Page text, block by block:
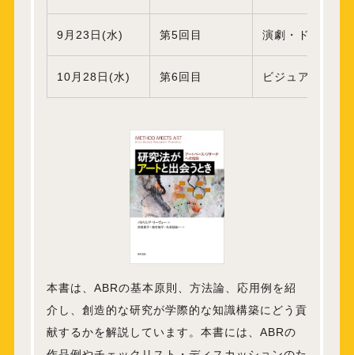
9月23日(水) 第5回目 演劇・ドラマ・
10月28日(水) 第6回目 ビジュアルアー
本書は、ABRの基本原則、方法論、応用例を紹
介し、創造的な研究が学際的な知識構築にどう貢
献するかを解説しています。本書には、ABRの